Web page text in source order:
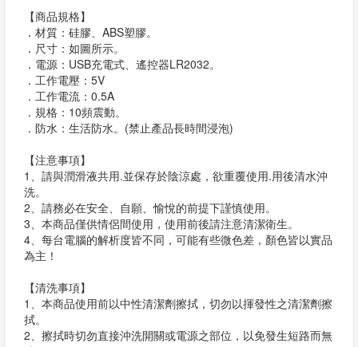
【商品規格】
．材質：硅膠、ABS塑膠。
．尺寸：如圖所示。
．電源：USB充電式、遙控器LR2032。
．工作電壓：5V
．工作電流：0.5A
．規格：10頻震動。
．防水：生活防水。(禁止產品長時間浸泡)
【注意事項】
1、請與潤滑液共用.並保存於陰涼處，欲重覆使用.用後清水沖
洗。
2、請務必在安全、自願、愉悅的前提下謹慎使用。
3、本商品僅供情侶間使用，使用前後請注意清潔衛生。
4、每台電腦的解析度皆不同，可能有些微色差，顏色皆以實品
為主！
【清洗事項】
1、本商品使用前以中性清潔劑擦拭，切勿以揮發性之清潔劑擦
拭。
2、擦拭時切勿直接沖洗開關或電源之部位，以免發生短路而無